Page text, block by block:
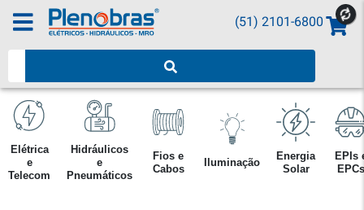
(51) 2101-6800
Elétrica
e
Telecom
Hidráulicos
e
Pneumáticos
Fios e
Cabos
Iluminação
Energia
Solar
EPIs
EPCs